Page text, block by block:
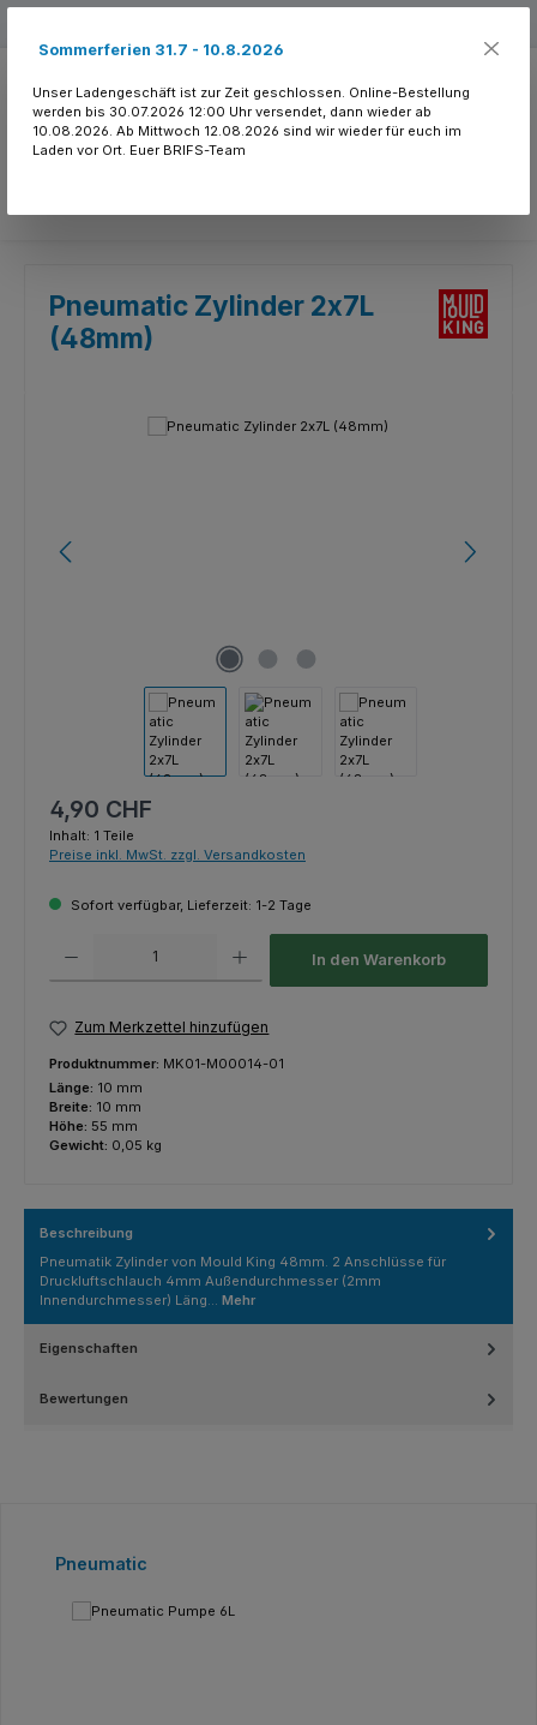
Pneumatic Zylinder 2x7L
(48mm)
Bildergalerie überspringen
Regulärer Preis:
4,90 CHF
Inhalt: 1 Teile
Preise inkl. MwSt. zzgl. Versandkosten
Sofort verfügbar, Lieferzeit: 1-2 Tage
In den Warenkorb
Zum Merkzettel hinzufügen
Produktnummer: MK01-M00014-01
Länge: 10 mm
Breite: 10 mm
Höhe: 55 mm
Gewicht: 0,05 kg
Beschreibung
Pneumatik Zylinder von Mould King 48mm. 2 Anschlüsse für
Druckluftschlauch 4mm Außendurchmesser (2mm
Innendurchmesser) Läng… Mehr
Eigenschaften
Bewertungen
Produktgalerie überspringen
Pneumatic
Sommerferien 31.7 - 10.8.2026
Unser Ladengeschäft ist zur Zeit geschlossen. Online-Bestellung
werden bis 30.07.2026 12:00 Uhr versendet, dann wieder ab
10.08.2026. Ab Mittwoch 12.08.2026 sind wir wieder für euch im
Laden vor Ort. Euer BRIFS-Team